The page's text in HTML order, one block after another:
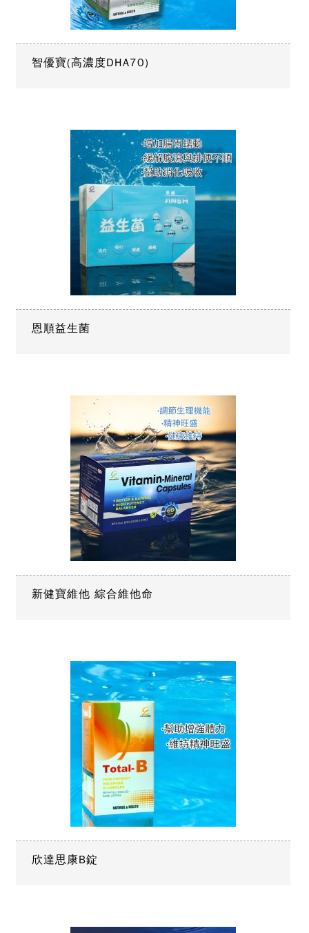
智優寶(高濃度DHA70)
恩順益生菌
新健寶維他 綜合維他命
欣達思康B錠